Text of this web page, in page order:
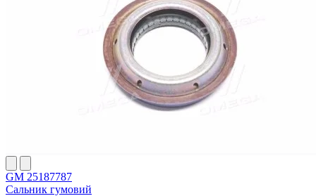
GM 25187787
Сальник гумовий